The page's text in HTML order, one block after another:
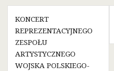
Nawigacja
wpisu
KONCERT
REPREZENTACYJNEGO
ZESPOŁU
ARTYSTYCZNEGO
WOJSKA POLSKIEGO-